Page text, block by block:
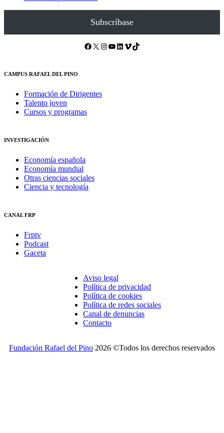
Subscríbase
Facebook X Instagram YouTube LinkedIn Vimeo TikTok
CAMPUS RAFAEL DEL PINO
Formación de Dirigentes
Talento joven
Cursos y programas
INVESTIGACIÓN
Economía española
Economía mundial
Otras ciencias sociales
Ciencia y tecnología
CANAL FRP
Frptv
Podcast
Gaceta
Aviso legal
Política de privacidad
Política de cookies
Política de redes sociales
Canal de denuncias
Contacto
Fundación Rafael del Pino 2026 ©Todos los derechos reservados